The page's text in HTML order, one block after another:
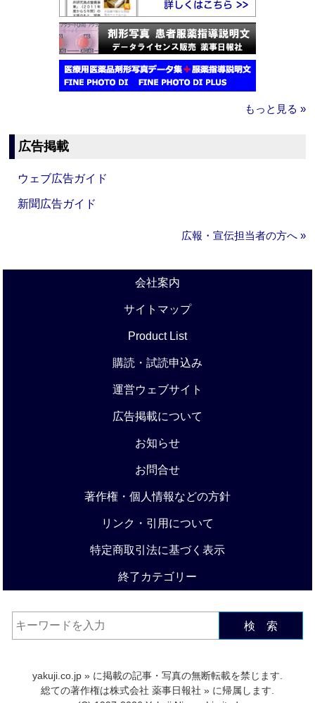
もっと見る »
広告掲載
ウェブ広告ガイド
新聞広告ガイド
広報・宣伝担当者の方へ »
会社案内
サイトマップ
Product List
購読・試読申込み
運営ウェブサイト
広告掲載について
お知らせ
お問合せ
著作権・個人情報などの方針
リンク・引用について
特定商取引法に基づく表示
終了カテゴリー
検 索
yakuji.co.jp » に掲載の記事・写真の無断転載を禁じます.
総ての著作権は株式会社 薬事日報社 » に帰属します.